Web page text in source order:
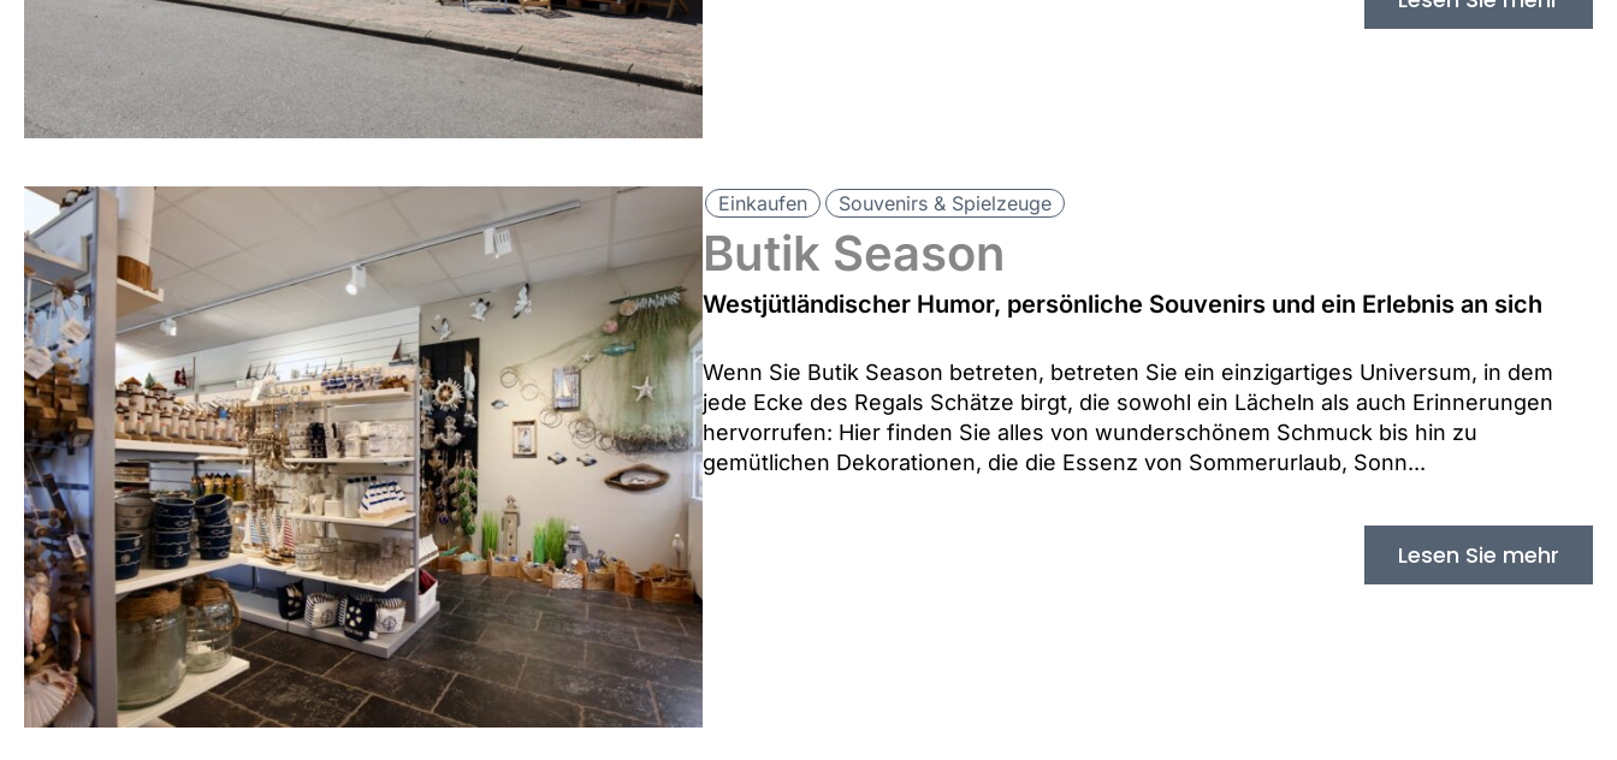
Einkaufen Souvenirs & Spielzeuge
Butik Season
Westjütländischer Humor, persönliche Souvenirs und ein Erlebnis an sich
Wenn Sie Butik Season betreten, betreten Sie ein einzigartiges Universum, in dem
jede Ecke des Regals Schätze birgt, die sowohl ein Lächeln als auch Erinnerungen
hervorrufen: Hier finden Sie alles von wunderschönem Schmuck bis hin zu
gemütlichen Dekorationen, die die Essenz von Sommerurlaub, Sonn...
Lesen Sie mehr